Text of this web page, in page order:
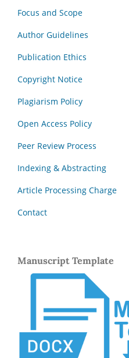
Focus and Scope
Author Guidelines
Publication Ethics
Copyright Notice
Plagiarism Policy
Open Access Policy
Peer Review Process
Indexing & Abstracting
Article Processing Charge
Contact
Manuscript Template